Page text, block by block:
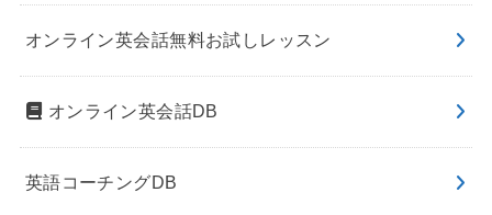
オンライン英会話無料お試しレッスン
オンライン英会話DB
英語コーチングDB